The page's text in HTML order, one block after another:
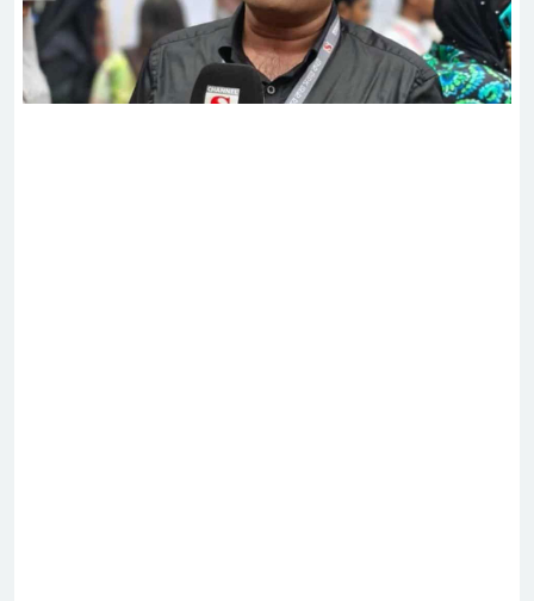
নিচে গাঁজার ড্রাম, মাদক কারবারি আটক